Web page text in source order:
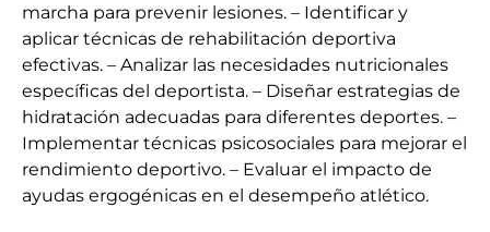
marcha para prevenir lesiones. – Identificar y
aplicar técnicas de rehabilitación deportiva
efectivas. – Analizar las necesidades nutricionales
específicas del deportista. – Diseñar estrategias de
hidratación adecuadas para diferentes deportes. –
Implementar técnicas psicosociales para mejorar el
rendimiento deportivo. – Evaluar el impacto de
ayudas ergogénicas en el desempeño atlético.